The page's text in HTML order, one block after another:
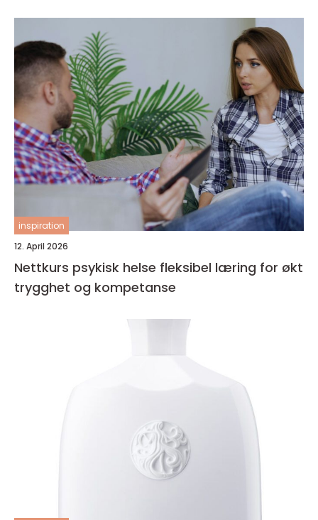
inspiration
12. April 2026
Nettkurs psykisk helse fleksibel læring for økt
trygghet og kompetanse